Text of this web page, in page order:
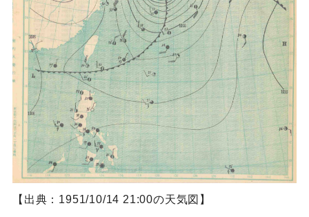
【出典：1951/10/14 21:00の天気図】